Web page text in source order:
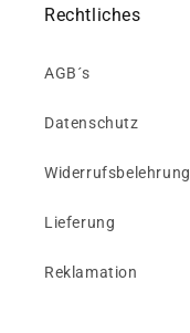
Rechtliches
AGB´s
Datenschutz
Widerrufsbelehrung
Lieferung
Reklamation